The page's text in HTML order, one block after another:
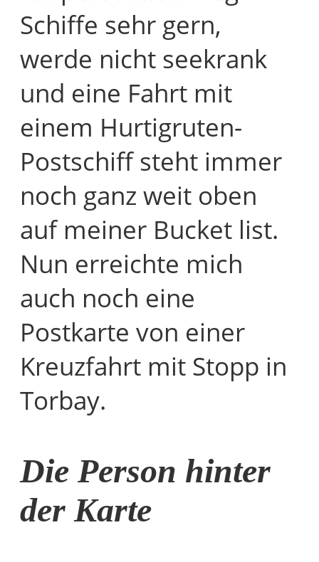
Schiffe sehr gern,
werde nicht seekrank
und eine Fahrt mit
einem Hurtigruten-
Postschiff steht immer
noch ganz weit oben
auf meiner Bucket list.
Nun erreichte mich
auch noch eine
Postkarte von einer
Kreuzfahrt mit Stopp in
Torbay.
Die Person hinter
der Karte